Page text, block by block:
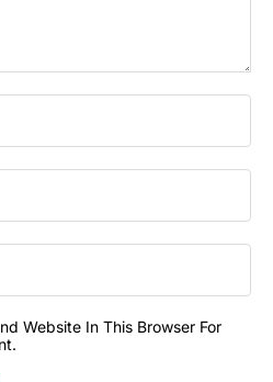
Website In This Browser For